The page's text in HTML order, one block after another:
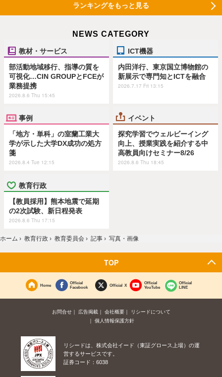
ランキングをもっと見る
NEWS CATEGORY
教材・サービス
部活動地域移行、指導の質を
可視化…CIN GROUPとFCEが
業務提携
2026.8.6 Thu 15:45
ICT機器
内田洋行、東京国立博物館の
新展示で専門知とICTを融合
2026.7.17 Fri 13:15
事例
「地方・単科」の室蘭工業大
学が示した大学DX成功の処方
箋
2026.8.4 Tue 12:15
イベント
探究学習でウェルビーイング
向上、授業実践を紹介する中
高教員向けセミナー8/26
2026.8.6 Thu 18:45
教育行政
【教員採用】熊本地震で延期
の2次試験、新日程発表
2026.8.6 Thu 17:15
ホーム › 教育行政 › 教育委員会 › 記事 › 写真・画像
TOP
Home
Official
Facebook
Official X
Official
YouTube
Official
LINE
お問合せ 広告掲載 会社概要
リシードについて
個人情報保護方針
リシードは、株式会社イード（東証グロース上場）の運
営するサービスです。
証券コード：6038